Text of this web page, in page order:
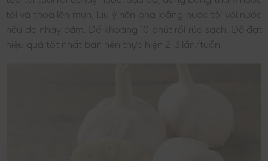
tỏi và thoa lên mụn, lưu ý nên pha loãng nước tỏi với nước
nếu da nhạy cảm. Để khoảng 10 phút rồi rửa sạch. Để đạt
hiệu quả tốt nhất bạn nên thực hiện 2-3 lần/tuần.